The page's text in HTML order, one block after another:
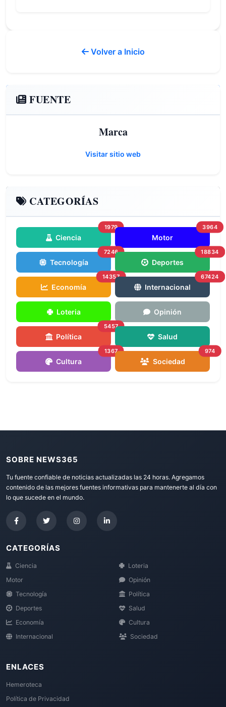
Volver a Inicio
FUENTE
Marca
Visitar sitio web
CATEGORÍAS
Ciencia
1979
Motor
3964
Tecnología
7246
Deportes
18834
Economía
14357
Internacional
67424
Loteria Opinión
Política
5457
Salud
Cultura
1367
Sociedad
974
SOBRE NEWS365
Tu fuente confiable de noticias actualizadas las 24 horas. Agregamos
contenido de las mejores fuentes informativas para mantenerte al día con
lo que sucede en el mundo.
CATEGORÍAS
Ciencia
Motor
Tecnología
Deportes
Economía
Internacional
Loteria
Opinión
Política
Salud
Cultura
Sociedad
ENLACES
Hemeroteca
Política de Privacidad